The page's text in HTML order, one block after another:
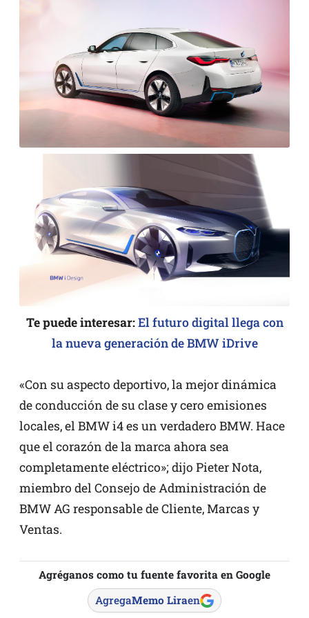
Te puede interesar:El futuro digital llega con
la nueva generación de BMW iDrive
«Con su aspecto deportivo, la mejor dinámica
de conducción de su clase y cero emisiones
locales, el BMW i4 es un verdadero BMW. Hace
que el corazón de la marca ahora sea
completamente eléctrico»; dijo Pieter Nota,
miembro del Consejo de Administración de
BMW AG responsable de Cliente, Marcas y
Ventas.
Agréganos como tu fuente favorita en Google
AgregaMemo Liraen